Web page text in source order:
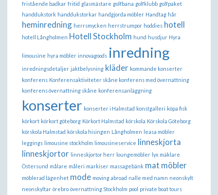
fristående badkar fritid glasmästare golfbana golfklubb golfpaket
handdukstork handdukstorkar handgjorda möbler Handtag hår
heminredning herrsmycken herrstrumpor hoddies hotell
hotell Långholmen Hotell Stockholm hund husdjur Hyra
limousine hyra möbler innovagoods inredning
inredningsdetaljer jaktbelysning kläder kommande konserter
konferens Konferensaktiviteter skåne konferens med övernattning
konferens övernattning skåne konferensanläggning
konserter konserter i Halmstad konstgalleri köpa fisk
körkort körkort göteborg Körkort Halmstad körskola Körskola Göteborg
körskola Halmstad körskola hisingen Långholmen leasa möbler
leggings limousine stockholm limousineservice linneskjorta
linneskjortor linneskjortor herr loungemöbler lyx mäklare
Östersund målare måleri markiser massagebänk mat möbler
möblerad lägenhet mode moving abroad nalle med namn neonskylt
neonskyltar örebro övernattning Stockholm pool private boat tours